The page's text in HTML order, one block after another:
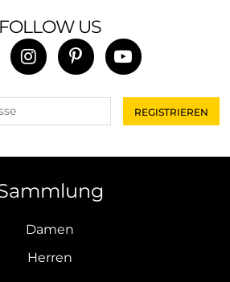
FOLLOW US
Damen
Herren